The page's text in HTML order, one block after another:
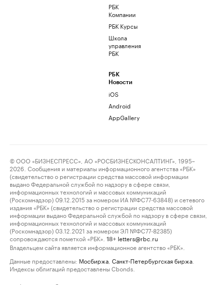
РБК
Компании
РБК Курсы
Школа
управления
РБК
РБК
Новости
iOS
Android
AppGallery
© ООО «БИЗНЕСПРЕСС», АО «РОСБИЗНЕСКОНСАЛТИНГ», 1995–
2026. Сообщения и материалы информационного агентства «РБК»
(свидетельство о регистрации средства массовой информации
выдано Федеральной службой по надзору в сфере связи,
информационных технологий и массовых коммуникаций
(Роскомнадзор) 09.12.2015 за номером ИА №ФС77-63848) и сетевого
издания «РБК» (свидетельство о регистрации средства массовой
информации выдано Федеральной службой по надзору в сфере связи,
информационных технологий и массовых коммуникаций
(Роскомнадзор) 03.12.2021 за номером ЭЛ №ФС77-82385)
сопровождаются пометкой «РБК».
18+ letters@rbc.ru
Владельцем сайта является информационное агентство «РБК».
Данные предоставлены: Мосбиржа Санкт-Петербургская биржа
Индексы облигаций предоставлены Cbonds.